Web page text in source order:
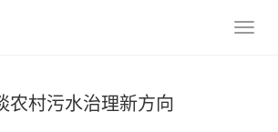
农村污水治理新方向